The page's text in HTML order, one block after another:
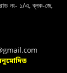
নং- ১/এ, ব্লক-জে,